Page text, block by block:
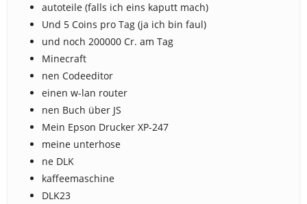
autoteile (falls ich eins kaputt mach)
Und 5 Coins pro Tag (ja ich bin faul)
und noch 200000 Cr. am Tag
Minecraft
nen Codeeditor
einen w-lan router
nen Buch über JS
Mein Epson Drucker XP-247
meine unterhose
ne DLK
kaffeemaschine
DLK23